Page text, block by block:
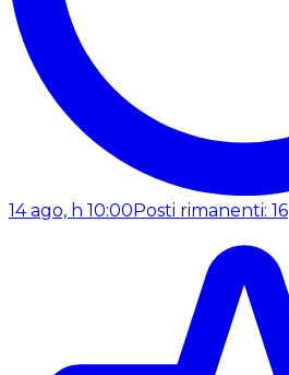
14 ago, h 10:00 Posti rimanenti: 16